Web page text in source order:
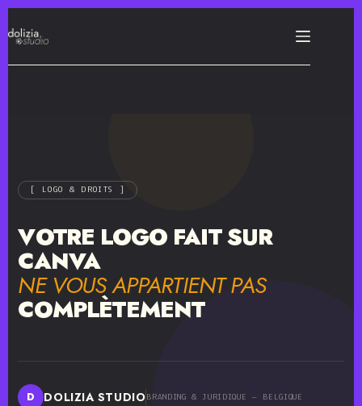
[ LOGO & DROITS ]
VOTRE LOGO FAIT SUR
CANVA
NE VOUS APPARTIENT PAS
COMPLÈTEMENT
D DOLIZIA STUDIO BRANDING & JURIDIQUE — BELGIQUE